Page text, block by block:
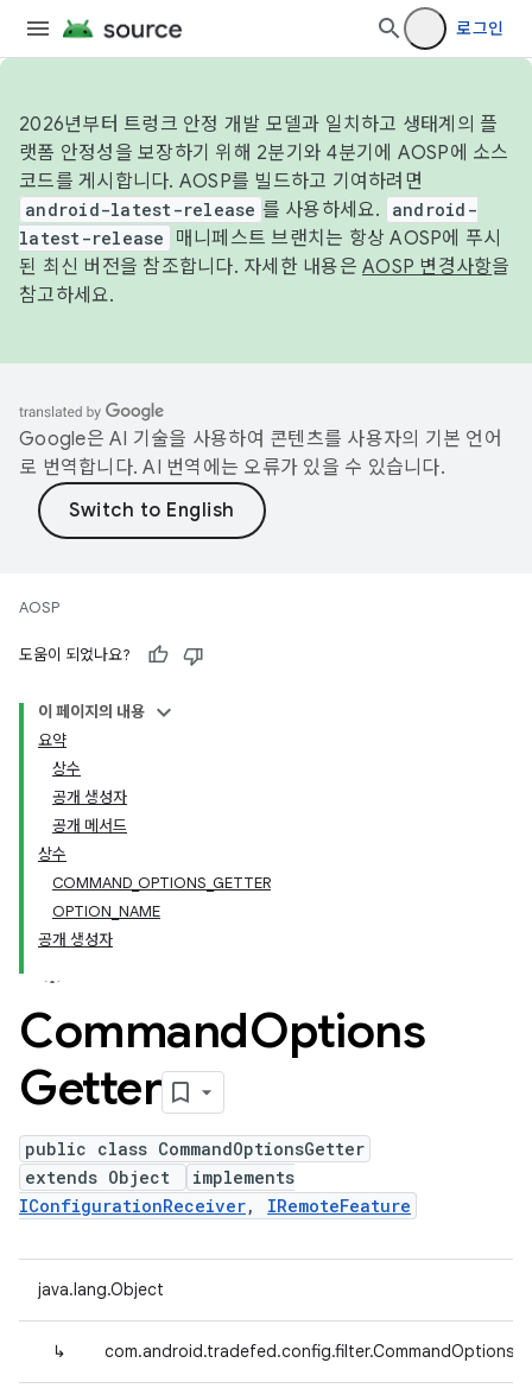
로그인
2026년부터 트렁크 안정 개발 모델과 일치하고 생태계의 플
랫폼 안정성을 보장하기 위해 2분기와 4분기에 AOSP에 소스
코드를 게시합니다. AOSP를 빌드하고 기여하려면
android-latest-release 를 사용하세요.
android-
latest-release
매니페스트 브랜치는 항상 AOSP에 푸시
된 최신 버전을 참조합니다. 자세한 내용은 AOSP 변경사항을
참고하세요.
Google은 AI 기술을 사용하여 콘텐츠를 사용자의 기본 언어
로 번역합니다. AI 번역에는 오류가 있을 수 있습니다.
AOSP
도움이 되었나요?
이 페이지의 내용
요약
상수
공개 생성자
공개 메서드
상수
COMMAND_OPTIONS_GETTER
OPTION_NAME
공개 생성자
CommandOptions
Getter
public class CommandOptionsGetter
extends Object
implements
IConfigurationReceiver, IRemoteFeature
java.lang.Object
↳